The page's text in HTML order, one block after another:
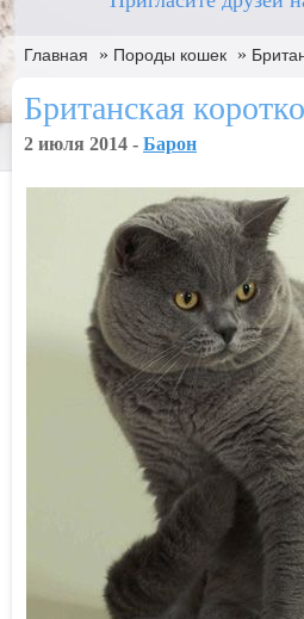
Главная » Породы кошек »
Британская
2 июля 2014 - Барон